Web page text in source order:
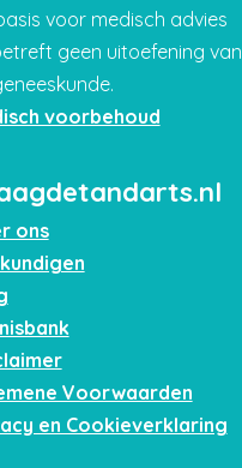
voor medisch advies
geen uitoefening van
voorbehoud
ons
Voorwaarden
en Cookieverklaring